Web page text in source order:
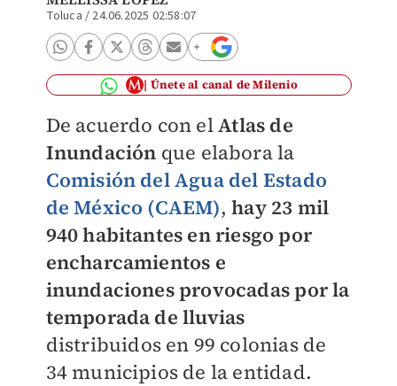
Toluca / 24.06.2025 02:58:07
Únete al canal de Milenio
De acuerdo con elAtlas de
Inundación que elabora la
Comisión del Agua del Estado
de México (CAEM),hay 23 mil
940 habitantes en riesgo por
encharcamientos e
inundaciones provocadas por la
temporada de lluvias
distribuidos en 99 colonias de
34 municipios de la entidad.